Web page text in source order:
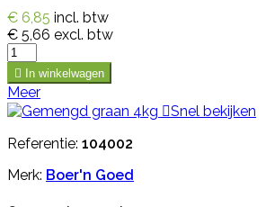
€ 6,85 incl. btw
€ 5,66 excl. btw
 In winkelwagen
Meer
Snel bekijken
Referentie: 104002
Merk: Boer'n Goed